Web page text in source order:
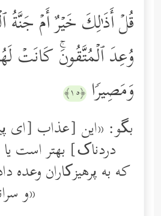
قُلۡ أَذَ ٰ⁠لِكَ خَیۡرٌ أَمۡ جَنَّةُ
وُعِدَ ٱلۡمُتَّقُونَۚ كَانَتۡ
وَمَصِیرࣰا ﴿١٥﴾
دردناک] بهتر است
كه به پرهیزکاران وعده
و سرانجام آنان است؟»